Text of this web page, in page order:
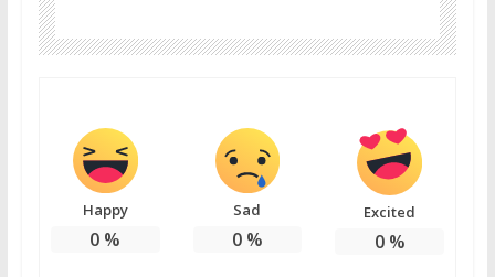
Happy
0 %
Sad
0%
Excited
0%